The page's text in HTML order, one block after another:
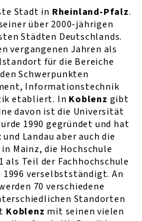
Stadt in Rheinland-Pfalz.
über 2000-jährigen
Städten Deutschlands.
vergangenen Jahren als
für die Bereiche
Schwerpunkten
Informationstechnik
etabliert. In Koblenz gibt
davon ist die Universität
1990 gegründet und hat
und Landau aber auch die
Mainz, die Hochschule
als Teil der Fachhochschule
verselbstständigt. An
70 verschiedene
Standorten
Koblenz mit seinen vielen